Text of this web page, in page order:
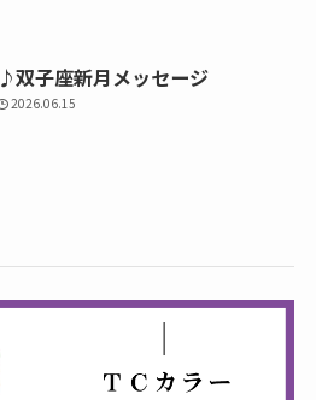
♪双子座新月メッセージ
2026.06.15